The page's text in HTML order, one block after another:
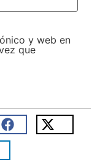
y web en
que